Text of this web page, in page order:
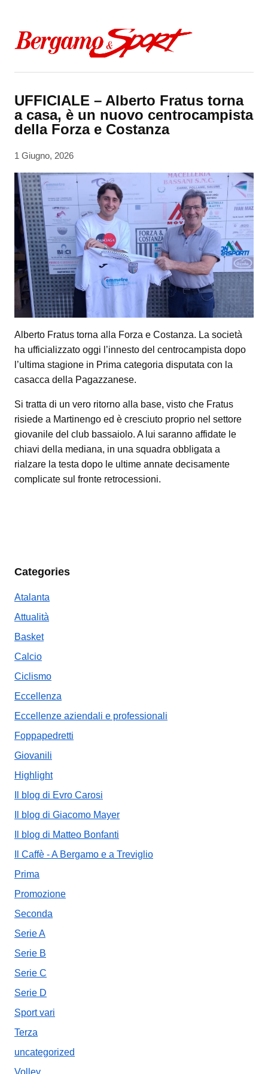
UFFICIALE – Alberto Fratus torna
a casa, è un nuovo centrocampista
della Forza e Costanza
1 Giugno, 2026
Alberto Fratus torna alla Forza e Costanza. La società
ha ufficializzato oggi l’innesto del centrocampista dopo
l’ultima stagione in Prima categoria disputata con la
casacca della Pagazzanese.
Si tratta di un vero ritorno alla base, visto che Fratus
risiede a Martinengo ed è cresciuto proprio nel settore
giovanile del club bassaiolo. A lui saranno affidate le
chiavi della mediana, in una squadra obbligata a
rialzare la testa dopo le ultime annate decisamente
complicate sul fronte retrocessioni.
Categories
Atalanta
Attualità
Basket
Calcio
Ciclismo
Eccellenza
Eccellenze aziendali e professionali
Foppapedretti
Giovanili
Highlight
Il blog di Evro Carosi
Il blog di Giacomo Mayer
Il blog di Matteo Bonfanti
Il Caffè - A Bergamo e a Treviglio
Prima
Promozione
Seconda
Serie A
Serie B
Serie C
Serie D
Sport vari
Terza
uncategorized
Volley